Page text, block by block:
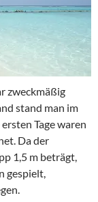
zweckmäßig
stand man im
Tage waren
Da der
1,5 m beträgt,
gespielt,